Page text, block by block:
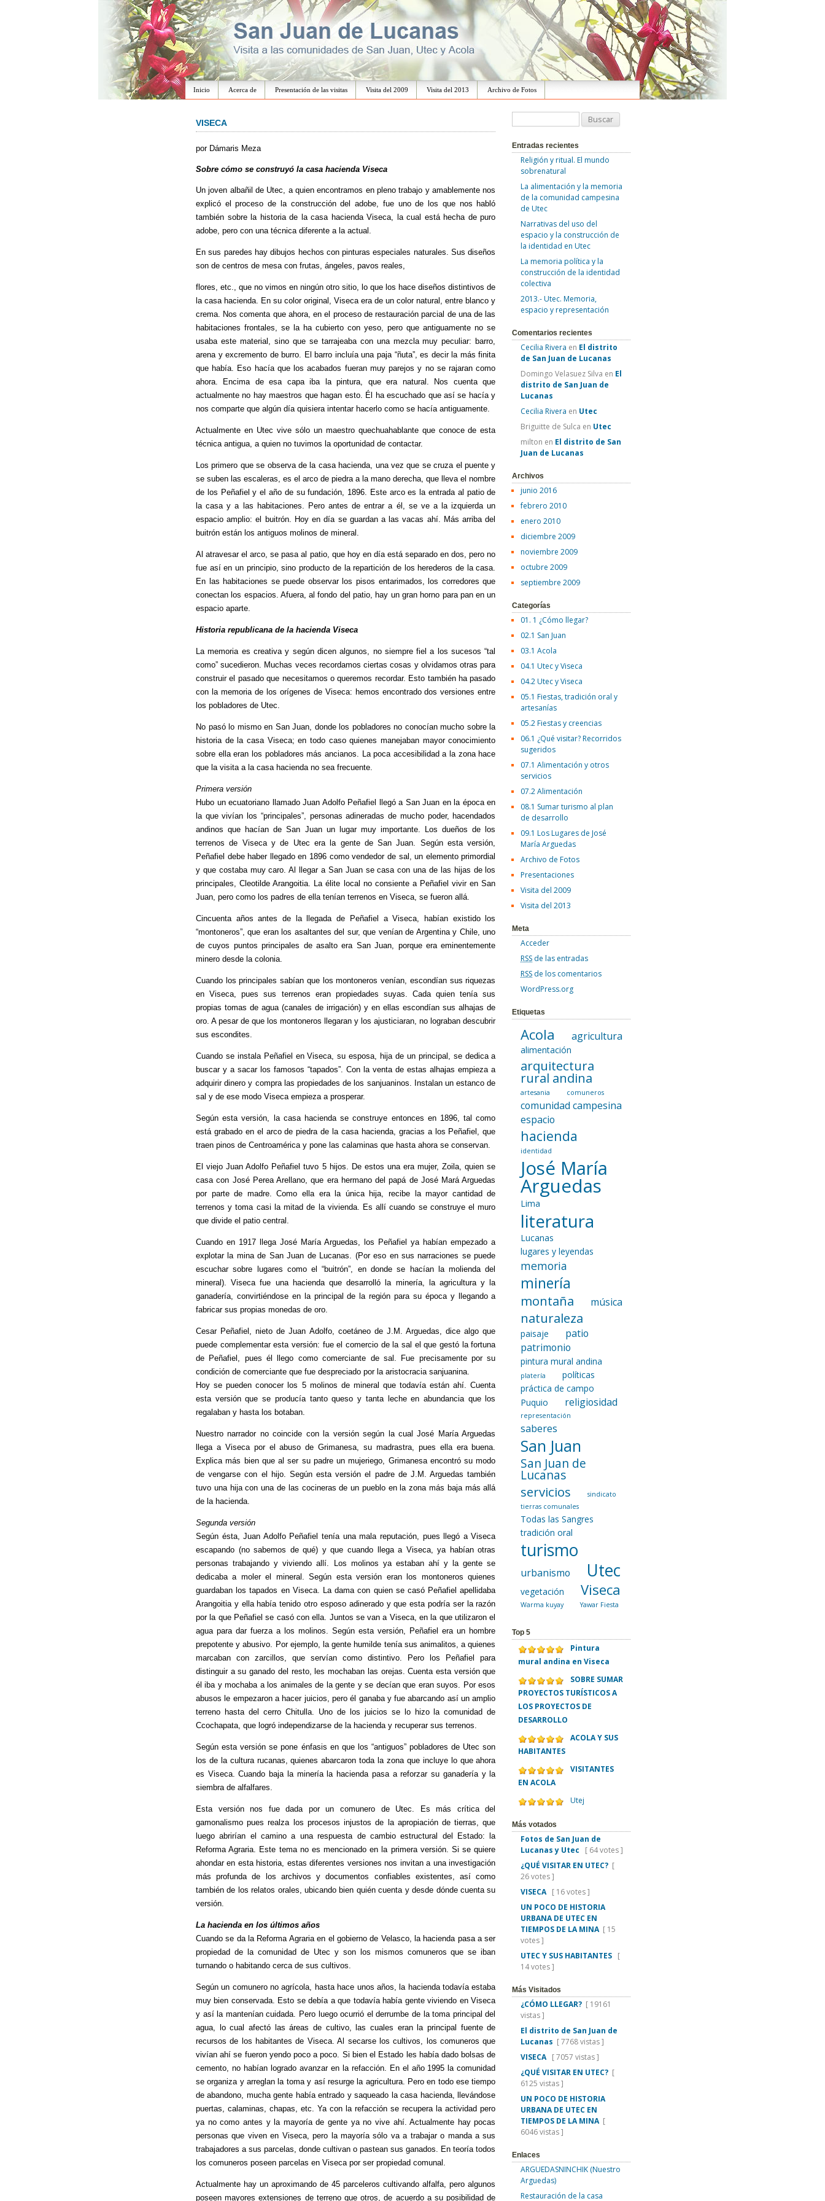
Ir
Inicio Acerca de Presentación de las visitas Visita del 2009 Visita del 2013 Archivo de Fotos
VISECA
por Dámaris Meza
Sobre cómo se construyó la casa hacienda Viseca
Un joven albañil de Utec, a quien encontramos en pleno trabajo y amablemente nos
explicó el proceso de la construcción del adobe, fue uno de los que nos habló
también sobre la historia de la casa hacienda Viseca, la cual está hecha de puro
adobe, pero con una técnica diferente a la actual.
En sus paredes hay dibujos hechos con pinturas especiales naturales. Sus diseños
son de centros de mesa con frutas, ángeles, pavos reales,
flores, etc., que no vimos en ningún otro sitio, lo que los hace diseños distintivos de
la casa hacienda. En su color original, Viseca era de un color natural, entre blanco y
crema. Nos comenta que ahora, en el proceso de restauración parcial de una de las
habitaciones frontales, se la ha cubierto con yeso, pero que antiguamente no se
usaba este material, sino que se tarrajeaba con una mezcla muy peculiar: barro,
arena y excremento de burro. El barro incluía una paja “ñuta”, es decir la más finita
que había. Eso hacía que los acabados fueran muy parejos y no se rajaran como
ahora. Encima de esa capa iba la pintura, que era natural. Nos cuenta que
actualmente no hay maestros que hagan esto. Él ha escuchado que así se hacía y
nos comparte que algún día quisiera intentar hacerlo como se hacía antiguamente.
Actualmente en Utec vive sólo un maestro quechuahablante que conoce de esta
técnica antigua, a quien no tuvimos la oportunidad de contactar.
Los primero que se observa de la casa hacienda, una vez que se cruza el puente y
se suben las escaleras, es el arco de piedra a la mano derecha, que lleva el nombre
de los Peñafiel y el año de su fundación, 1896. Este arco es la entrada al patio de
la casa y a las habitaciones. Pero antes de entrar a él, se ve a la izquierda un
espacio amplio: el buitrón. Hoy en día se guardan a las vacas ahí. Más arriba del
buitrón están los antiguos molinos de mineral.
Al atravesar el arco, se pasa al patio, que hoy en día está separado en dos, pero no
fue así en un principio, sino producto de la repartición de los herederos de la casa.
En las habitaciones se puede observar los pisos entarimados, los corredores que
conectan los espacios. Afuera, al fondo del patio, hay un gran horno para pan en un
espacio aparte.
Historia republicana de la hacienda Viseca
La memoria es creativa y según dicen algunos, no siempre fiel a los sucesos “tal
como” sucedieron. Muchas veces recordamos ciertas cosas y olvidamos otras para
construir el pasado que necesitamos o queremos recordar. Esto también ha pasado
con la memoria de los orígenes de Viseca: hemos encontrado dos versiones entre
los pobladores de Utec.
No pasó lo mismo en San Juan, donde los pobladores no conocían mucho sobre la
historia de la casa Viseca; en todo caso quienes manejaban mayor conocimiento
sobre ella eran los pobladores más ancianos. La poca accesibilidad a la zona hace
que la visita a la casa hacienda no sea frecuente.
Primera versión
Hubo un ecuatoriano llamado Juan Adolfo Peñafiel llegó a San Juan en la época en
la que vivían los “principales”, personas adineradas de mucho poder, hacendados
andinos que hacían de San Juan un lugar muy importante. Los dueños de los
terrenos de Viseca y de Utec era la gente de San Juan. Según esta versión,
Peñafiel debe haber llegado en 1896 como vendedor de sal, un elemento primordial
y que costaba muy caro. Al llegar a San Juan se casa con una de las hijas de los
principales, Cleotilde Arangoitia. La élite local no consiente a Peñafiel vivir en San
Juan, pero como los padres de ella tenían terrenos en Viseca, se fueron allá.
Cincuenta años antes de la llegada de Peñafiel a Viseca, habían existido los
“montoneros”, que eran los asaltantes del sur, que venían de Argentina y Chile, uno
de cuyos puntos principales de asalto era San Juan, porque era eminentemente
minero desde la colonia.
Cuando los principales sabían que los montoneros venían, escondían sus riquezas
en Viseca, pues sus terrenos eran propiedades suyas. Cada quien tenía sus
propias tomas de agua (canales de irrigación) y en ellas escondían sus alhajas de
oro. A pesar de que los montoneros llegaran y los ajusticiaran, no lograban descubrir
sus escondites.
Cuando se instala Peñafiel en Viseca, su esposa, hija de un principal, se dedica a
buscar y a sacar los famosos “tapados”. Con la venta de estas alhajas empieza a
adquirir dinero y compra las propiedades de los sanjuaninos. Instalan un estanco de
sal y de ese modo Viseca empieza a prosperar.
Según esta versión, la casa hacienda se construye entonces en 1896, tal como
está grabado en el arco de piedra de la casa hacienda, gracias a los Peñafiel, que
traen pinos de Centroamérica y pone las calaminas que hasta ahora se conservan.
El viejo Juan Adolfo Peñafiel tuvo 5 hijos. De estos una era mujer, Zoila, quien se
casa con José Perea Arellano, que era hermano del papá de José Mará Arguedas
por parte de madre. Como ella era la única hija, recibe la mayor cantidad de
terrenos y toma casi la mitad de la vivienda. Es allí cuando se construye el muro
que divide el patio central.
Cuando en 1917 llega José María Arguedas, los Peñafiel ya habían empezado a
explotar la mina de San Juan de Lucanas. (Por eso en sus narraciones se puede
escuchar sobre lugares como el “buitrón”, en donde se hacían la molienda del
mineral). Viseca fue una hacienda que desarrolló la minería, la agricultura y la
ganadería, convirtiéndose en la principal de la región para su época y llegando a
fabricar sus propias monedas de oro.
Cesar Peñafiel, nieto de Juan Adolfo, coetáneo de J.M. Arguedas, dice algo que
puede complementar esta versión: fue el comercio de la sal el que gestó la fortuna
de Peñafiel, pues él llego como comerciante de sal. Fue precisamente por su
condición de comerciante que fue despreciado por la aristocracia sanjuanina.
Hoy se pueden conocer los 5 molinos de mineral que todavía están ahí. Cuenta
esta versión que se producía tanto queso y tanta leche en abundancia que los
regalaban y hasta los botaban.
Nuestro narrador no coincide con la versión según la cual José María Arguedas
llega a Viseca por el abuso de Grimanesa, su madrastra, pues ella era buena.
Explica más bien que al ser su padre un mujeriego, Grimanesa encontró su modo
de vengarse con el hijo. Según esta versión el padre de J.M. Arguedas también
tuvo una hija con una de las cocineras de un pueblo en la zona más baja más allá
de la hacienda.
Segunda versión
Según ésta, Juan Adolfo Peñafiel tenía una mala reputación, pues llegó a Viseca
escapando (no sabemos de qué) y que cuando llega a Viseca, ya habían otras
personas trabajando y viviendo allí. Los molinos ya estaban ahí y la gente se
dedicaba a moler el mineral. Según esta versión eran los montoneros quienes
guardaban los tapados en Viseca. La dama con quien se casó Peñafiel apellidaba
Arangoitia y ella había tenido otro esposo adinerado y que esta podría ser la razón
por la que Peñafiel se casó con ella. Juntos se van a Viseca, en la que utilizaron el
agua para dar fuerza a los molinos. Según esta versión, Peñafiel era un hombre
prepotente y abusivo. Por ejemplo, la gente humilde tenía sus animalitos, a quienes
marcaban con zarcillos, que servían como distintivo. Pero los Peñafiel para
distinguir a su ganado del resto, les mochaban las orejas. Cuenta esta versión que
él iba y mochaba a los animales de la gente y se decían que eran suyos. Por esos
abusos le empezaron a hacer juicios, pero él ganaba y fue abarcando así un amplio
terreno hasta del cerro Chitulla. Uno de los juicios se lo hizo la comunidad de
Ccochapata, que logró independizarse de la hacienda y recuperar sus terrenos.
Según esta versión se pone énfasis en que los “antiguos” pobladores de Utec son
los de la cultura rucanas, quienes abarcaron toda la zona que incluye lo que ahora
es Viseca. Cuando baja la minería la hacienda pasa a reforzar su ganadería y la
siembra de alfalfares.
Esta versión nos fue dada por un comunero de Utec. Es más crítica del
gamonalismo pues realza los procesos injustos de la apropiación de tierras, que
luego abrirían el camino a una respuesta de cambio estructural del Estado: la
Reforma Agraria. Este tema no es mencionado en la primera versión. Si se quiere
ahondar en esta historia, estas diferentes versiones nos invitan a una investigación
más profunda de los archivos y documentos confiables existentes, así como
también de los relatos orales, ubicando bien quién cuenta y desde dónde cuenta su
versión.
La hacienda en los últimos años
Cuando se da la Reforma Agraria en el gobierno de Velasco, la hacienda pasa a ser
propiedad de la comunidad de Utec y son los mismos comuneros que se iban
turnando o habitando cerca de sus cultivos.
Según un comunero no agrícola, hasta hace unos años, la hacienda todavía estaba
muy bien conservada. Esto se debía a que todavía había gente viviendo en Viseca
y así la mantenían cuidada. Pero luego ocurrió el derrumbe de la toma principal del
agua, lo cual afectó las áreas de cultivo, las cuales eran la principal fuente de
recursos de los habitantes de Viseca. Al secarse los cultivos, los comuneros que
vivían ahí se fueron yendo poco a poco. Si bien el Estado les había dado bolsas de
cemento, no habían logrado avanzar en la refacción. En el año 1995 la comunidad
se organiza y arreglan la toma y así resurge la agricultura. Pero en todo ese tiempo
de abandono, mucha gente había entrado y saqueado la casa hacienda, llevándose
puertas, calaminas, chapas, etc. Ya con la refacción se recupera la actividad pero
ya no como antes y la mayoría de gente ya no vive ahí. Actualmente hay pocas
personas que viven en Viseca, pero la mayoría sólo va a trabajar o manda a sus
trabajadores a sus parcelas, donde cultivan o pastean sus ganados. En teoría todos
los comuneros poseen parcelas en Viseca por ser propiedad comunal.
Actualmente hay un aproximando de 45 parceleros cultivando alfalfa, pero algunos
poseen mayores extensiones de terreno que otros, de acuerdo a su posibilidad de
sEntradas recientes
Religión y ritual. El mundo
sobrenatural
La alimentación y la memoria
de la comunidad campesina
de Utec
Narrativas del uso del
espacio y la construcción de
la identidad en Utec
La memoria política y la
construcción de la identidad
colectiva
2013.- Utec. Memoria,
espacio y representación
Comentarios recientes
Cecilia Rivera en El distrito
de San Juan de Lucanas
Domingo Velasuez Silva en El
distrito de San Juan de
Lucanas
Cecilia Rivera en Utec
Briguitte de Sulca en Utec
milton en El distrito de San
Juan de Lucanas
Archivos
junio 2016
febrero 2010
enero 2010
diciembre 2009
noviembre 2009
octubre 2009
septiembre 2009
Categorías
01. 1 ¿Cómo llegar?
02.1 San Juan
03.1 Acola
04.1 Utec y Viseca
04.2 Utec y Viseca
05.1 Fiestas, tradición oral y
artesanías
05.2 Fiestas y creencias
06.1 ¿Qué visitar? Recorridos
sugeridos
07.1 Alimentación y otros
servicios
07.2 Alimentación
08.1 Sumar turismo al plan
de desarrollo
09.1 Los Lugares de José
María Arguedas
Archivo de Fotos
Presentaciones
Visita del 2009
Visita del 2013
Meta
Acceder
RSS de las entradas
RSS de los comentarios
WordPress.org
Etiquetas
Acola agricultura
alimentación
arquitectura
rural andina
artesania comuneros
comunidad campesina
espacio
hacienda
identidad
José María
Arguedas
Lima
literatura
Lucanas
lugares y leyendas
memoria
minería
montaña música
naturaleza
paisaje
patio
patrimonio
pintura mural andina
platería
políticas
práctica de campo
Puquio
religiosidad
representación
saberes
San Juan
San Juan de
Lucanas
servicios
sindicato
tierras comunales
Todas las Sangres
tradición oral
turismo
urbanismo Utec
vegetación Viseca
Warma kuyay Yawar Fiesta
Top 5
Pintura
mural andina en Viseca
SOBRE SUMAR
PROYECTOS TURÍSTICOS A
LOS PROYECTOS DE
DESARROLLO
ACOLA Y SUS
HABITANTES
VISITANTES
EN ACOLA
Utej
Más votados
Fotos de San Juan de
Lucanas y Utec
[ 64 votes ]
¿QUÉ VISITAR EN UTEC? [
26 votes ]
VISECA [ 16 votes ]
UN POCO DE HISTORIA
URBANA DE UTEC EN
TIEMPOS DE LA MINA[ 15
votes ]
UTEC Y SUS HABITANTES [
14 votes ]
Más Visitados
¿CÓMO LLEGAR? [ 19161
vistas ]
El distrito de San Juan de
Lucanas [ 7768 vistas ]
VISECA [ 7057 vistas ]
¿QUÉ VISITAR EN UTEC? [
6125 vistas ]
UN POCO DE HISTORIA
URBANA DE UTEC EN
TIEMPOS DE LA MINA[
6046 vistas ]
Enlaces
ARGUEDASNINCHIK (Nuestro
Arguedas)
Restauración de la casa